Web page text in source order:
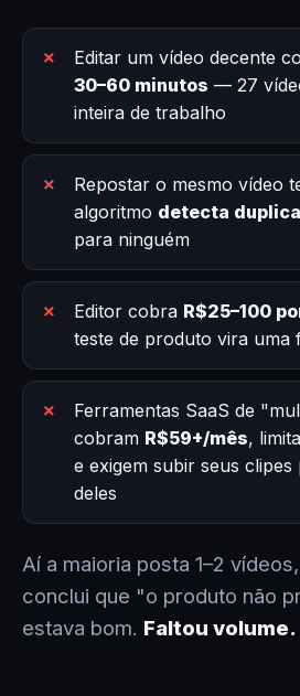
Editar um vídeo decente
30–60 minutos — 27
inteira de trabalho
Repostar o mesmo vídeo
algoritmo detecta
para ninguém
Editor cobra R$25–100
teste de produto vira uma
Ferramentas SaaS de
cobram R$59+/mês,
e exigem subir seus
deles
Aí a maioria posta 1–2
conclui que "o produto não
estava bom. Faltou volume.